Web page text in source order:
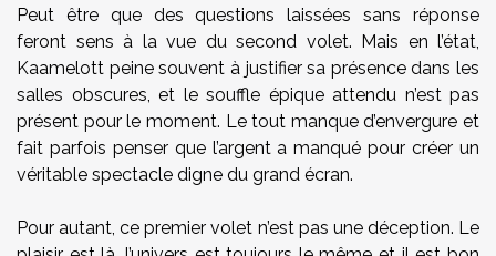
Peut être que des questions laissées sans réponse
feront sens à la vue du second volet. Mais en l’état,
Kaamelott peine souvent à justifier sa présence dans les
salles obscures, et le souffle épique attendu n’est pas
présent pour le moment. Le tout manque d’envergure et
fait parfois penser que l’argent a manqué pour créer un
véritable spectacle digne du grand écran.
Pour autant, ce premier volet n’est pas une déception. Le